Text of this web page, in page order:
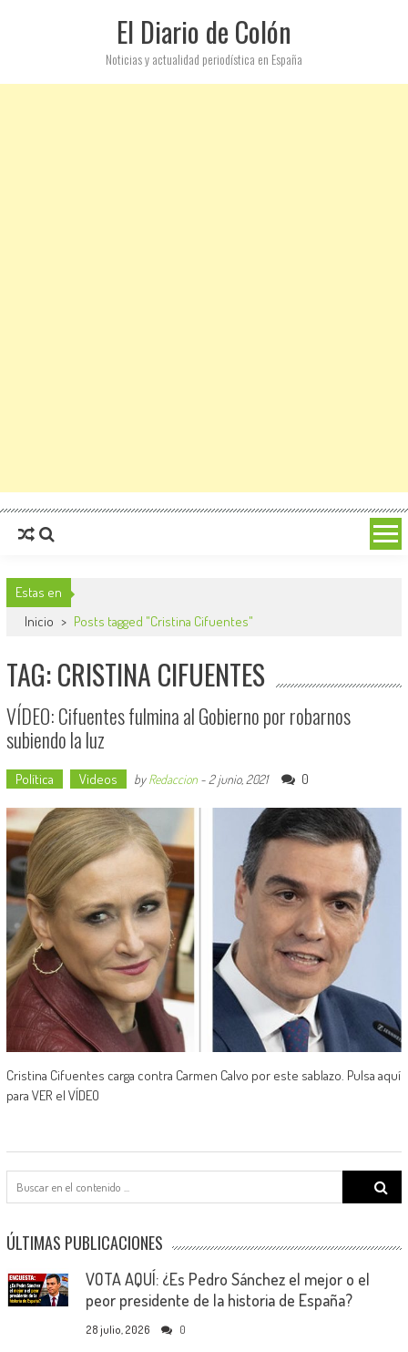
El Diario de Colón
Noticias y actualidad periodística en España
Estas en
Inicio > Posts tagged "Cristina Cifuentes"
TAG: CRISTINA CIFUENTES
VÍDEO: Cifuentes fulmina al Gobierno por robarnos
subiendo la luz
Política Videos byRedaccion- 2 junio, 2021 0
Cristina Cifuentes carga contra Carmen Calvo por este sablazo. Pulsa aquí
para VER el VÍDEO
Search
for:
ÚLTIMAS PUBLICACIONES
VOTA AQUÍ: ¿Es Pedro Sánchez el mejor o el
peor presidente de la historia de España?
28 julio, 2026 0